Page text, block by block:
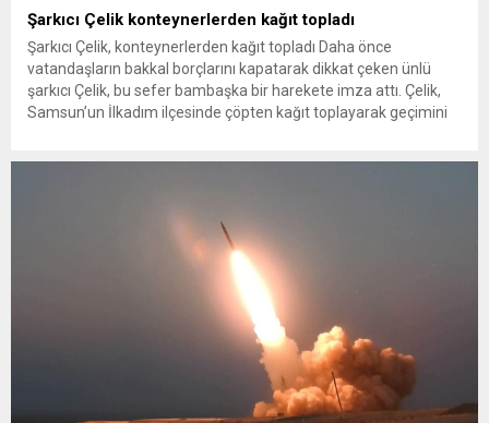
Şarkıcı Çelik konteynerlerden kağıt topladı
Şarkıcı Çelik, konteynerlerden kağıt topladı Daha önce
vatandaşların bakkal borçlarını kapatarak dikkat çeken ünlü
şarkıcı Çelik, bu sefer bambaşka bir harekete imza attı. Çelik,
Samsun’un İlkadım ilçesinde çöpten kağıt toplayarak geçimini